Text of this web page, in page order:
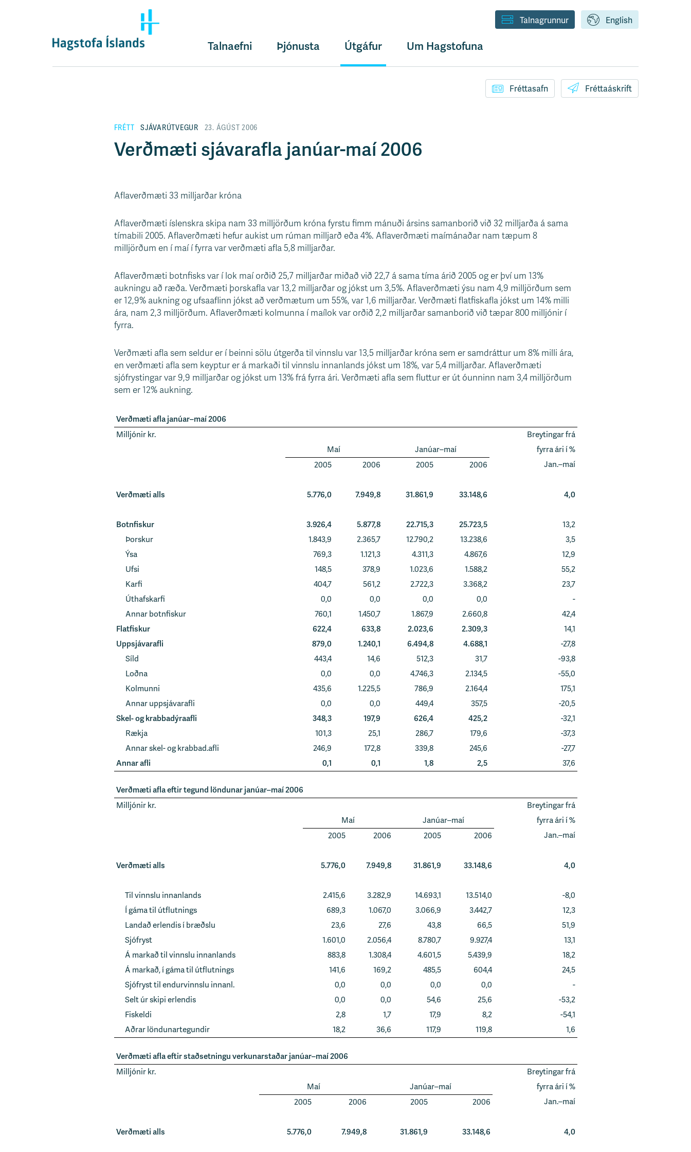
English
Talnagrunnur
Talnaefni Þjónusta Útgáfur Um Hagstofuna
Fréttasafn Fréttaáskrift
FRÉTT SJÁVARÚTVEGUR 23. ÁGÚST 2006
Verðmæti sjávarafla janúar-maí 2006
Aflaverðmæti 33 milljarðar króna
Aflaverðmæti íslenskra skipa nam 33 milljörðum króna fyrstu fimm mánuði ársins samanborið við 32 milljarða á sama
tímabili 2005. Aflaverðmæti hefur aukist um rúman milljarð eða 4%. Aflaverðmæti maímánaðar nam tæpum 8
milljörðum en í maí í fyrra var verðmæti afla 5,8 milljarðar.
Aflaverðmæti botnfisks var í lok maí orðið 25,7 milljarðar miðað við 22,7 á sama tíma árið 2005 og er því um 13%
aukningu að ræða. Verðmæti þorskafla var 13,2 milljarðar og jókst um 3,5%. Aflaverðmæti ýsu nam 4,9 milljörðum sem
er 12,9% aukning og ufsaaflinn jókst að verðmætum um 55%, var 1,6 milljarðar. Verðmæti flatfiskafla jókst um 14% milli
ára, nam 2,3 milljörðum. Aflaverðmæti kolmunna í maílok var orðið 2,2 milljarðar samanborið við tæpar 800 milljónir í
fyrra.
Verðmæti afla sem seldur er í beinni sölu útgerða til vinnslu var 13,5 milljarðar króna sem er samdráttur um 8% milli ára,
en verðmæti afla sem keyptur er á markaði til vinnslu innanlands jókst um 18%, var 5,4 milljarðar. Aflaverðmæti
sjófrystingar var 9,9 milljarðar og jókst um 13% frá fyrra ári. Verðmæti afla sem fluttur er út óunninn nam 3,4 milljörðum
sem er 12% aukning.
Verðmæti afla janúar–maí 2006
Milljónir kr.
Breytingar frá
Maí
Janúar–maí
fyrra ári í %
2005
2006 2005 2006 Jan.–maí
Verðmæti alls 5.776,0 7.949,8 31.861,9 33.148,6 4,0
Botnfiskur 3.926,4 5.877,8 22.715,3 25.723,5
13,2
Þorskur
1.843,9 2.365,7 12.790,2 13.238,6
3,5
Ýsa
769,3 1.121,3 4.311,3 4.867,6
12,9
Ufsi
148,5 378,9 1.023,6 1.588,2
55,2
Karfi
404,7 561,2 2.722,3 3.368,2
23,7
Úthafskarfi
0,0 0,0 0,0 0,0
-
Annar botnfiskur
760,1 1.450,7 1.867,9 2.660,8
42,4
Flatfiskur
622,4 633,8 2.023,6 2.309,3
14,1
Uppsjávarafli
879,0 1.240,1 6.494,8 4.688,1
-27,8
Síld
443,4 14,6 512,3 31,7
-93,8
Loðna
0,0 0,0 4.746,3 2.134,5
-55,0
Kolmunni
435,6 1.225,5 786,9 2.164,4
175,1
Annar uppsjávarafli
0,0 0,0 449,4 357,5
-20,5
Skel- og krabbadýraafli
348,3 197,9 626,4 425,2
-32,1
Rækja
101,3 25,1 286,7 179,6
-37,3
Annar skel- og krabbad.afli
246,9 172,8 339,8 245,6
-27,7
Annar afli
0,1 0,1 1,8 2,5 37,6
Verðmæti afla eftir tegund löndunar janúar–maí 2006
Milljónir kr.
Breytingar frá
Maí
Janúar–maí
fyrra ári í %
2005
2006 2005 2006 Jan.–maí
Verðmæti alls 5.776,0 7.949,8 31.861,9 33.148,6 4,0
Til vinnslu innanlands 2.415,6 3.282,9 14.693,1 13.514,0
-8,0
Í gáma til útflutnings
689,3 1.067,0 3.066,9 3.442,7
12,3
Landað erlendis í bræðslu
23,6 27,6 43,8 66,5
51,9
Sjófryst
1.601,0 2.056,4 8.780,7 9.927,4
13,1
Á markað til vinnslu innanlands
883,8 1.308,4 4.601,5 5.439,9
18,2
Á markað, í gáma til útflutnings
141,6 169,2 485,5 604,4
24,5
Sjófryst til endurvinnslu innanl.
0,0 0,0 0,0 0,0
-
Selt úr skipi erlendis
0,0 0,0 54,6 25,6
-53,2
Fiskeldi
2,8 1,7 17,9 8,2
-54,1
Aðrar löndunartegundir
18,2 36,6 117,9 119,8 1,6
Verðmæti afla eftir staðsetningu verkunarstaðar janúar–maí 2006
Milljónir kr.
Breytingar frá
Maí
Janúar–maí
fyrra ári í %
2005
2006 2005 2006 Jan.–maí
Verðmæti alls 5.776,0 7.949,8 31.861,9 33.148,6 4,0